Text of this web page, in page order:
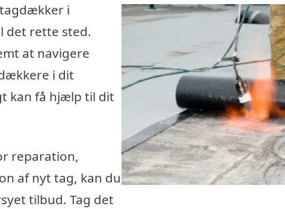
i
det rette sted.
at navigere
i dit
kan få hjælp til dit
reparation,
af nyt tag, kan du
tilbud. Tag det